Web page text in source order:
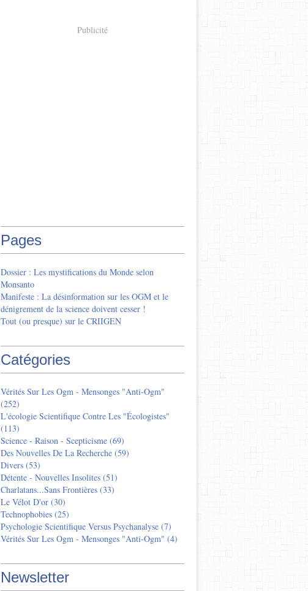
Publicité
Pages
Dossier : Les mystifications du Monde selon
Monsanto
Manifeste : La désinformation sur les OGM et le
dénigrement de la science doivent cesser !
Tout (ou presque) sur le CRIIGEN
Catégories
Vérités Sur Les Ogm - Mensonges "anti-Ogm"
(252)
L'écologie Scientifique Contre Les "écologistes"
(113)
Science - Raison - Scepticisme (69)
Des Nouvelles De La Recherche (59)
Divers (53)
Détente - Nouvelles Insolites (51)
Charlatans...sans Frontières (33)
Le Vélot D'or (30)
Technophobies (25)
Psychologie Scientifique Versus Psychanalyse (7)
Vérités Sur Les Ogm - Mensonges "anti-Ogm" (4)
Newsletter